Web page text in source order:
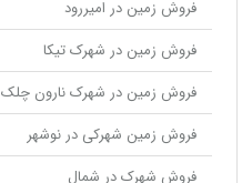
فروش زمین در امیررود
فروش زمین در شهرک تیکا
فروش زمین در شهرک نارون چلک
فروش زمین شهرکی در نوشهر
فروش شهرک در شمال